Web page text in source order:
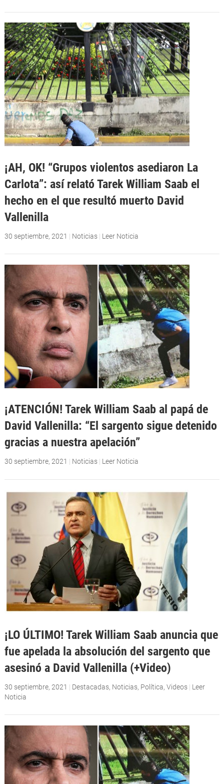
¡AH, OK! “Grupos violentos asediaron La
Carlota”: así relató Tarek William Saab el
hecho en el que resultó muerto David
Vallenilla
30 septiembre, 2021 | Noticias | Leer Noticia
¡ATENCIÓN! Tarek William Saab al papá de
David Vallenilla: “El sargento sigue detenido
gracias a nuestra apelación”
30 septiembre, 2021 | Noticias | Leer Noticia
¡LO ÚLTIMO! Tarek William Saab anuncia que
fue apelada la absolución del sargento que
asesinó a David Vallenilla (+Video)
30 septiembre, 2021 | Destacadas, Noticias, Política, Videos | Leer
Noticia